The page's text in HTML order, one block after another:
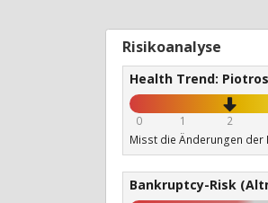
Risikoanalyse
Health Trend:
0 1 2
Misst die Änderungen der
Bankruptcy-Risk